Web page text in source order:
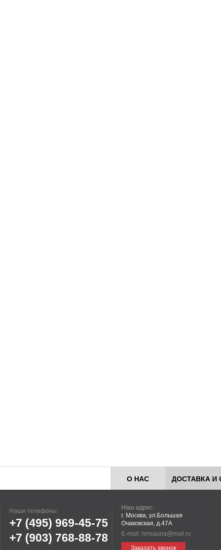
О НАС ДОСТАВКА И
Наши телефоны:
+7 (495) 969-45-75
+7 (903) 768-88-78
Наш адрес:
г. Москва, ул.Большая
Очаковская, д.47А
E-mail: hmsauna@mail.ru
Заказать звонок